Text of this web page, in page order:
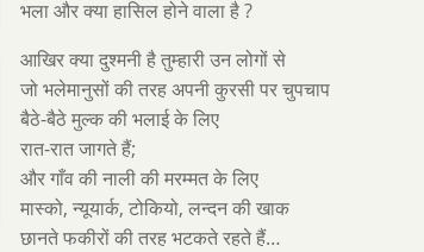
भला और क्या हासिल होने वाला है ?
आखिर क्या दुश्मनी है तुम्हारी उन लोगों से
जो भलेमानुसों की तरह अपनी कुरसी पर चुपचाप
बैठे-बैठे मुल्क की भलाई के लिए
रात-रात जागते हैं;
और गाँव की नाली की मरम्मत के लिए
मास्को, न्यूयार्क, टोकियो, लन्दन की खाक
छानते फकीरों की तरह भटकते रहते हैं…